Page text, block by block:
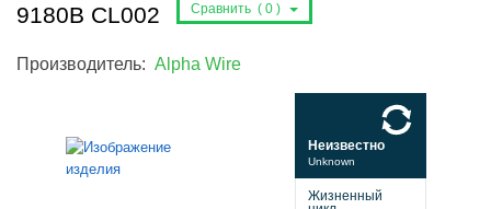
9180B CL002 Сравнить ( 0 )
Производитель: Alpha Wire